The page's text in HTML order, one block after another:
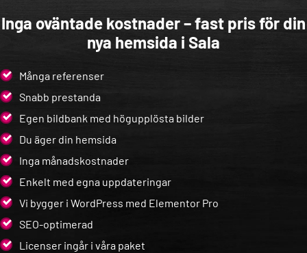
Inga oväntade kostnader – fast pris för din
nya hemsida i Sala
Många referenser
Snabb prestanda
Egen bildbank med högupplösta bilder
Du äger din hemsida
Inga månadskostnader
Enkelt med egna uppdateringar
Vi bygger i WordPress med Elementor Pro
SEO-optimerad
Licenser ingår i våra paket